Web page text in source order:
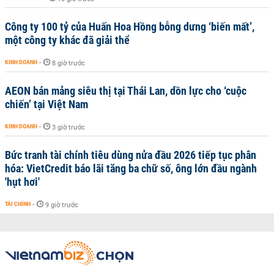
Công ty 100 tỷ của Huấn Hoa Hồng bỗng dưng ‘biến mất’,
một công ty khác đã giải thể
KINH DOANH - 8 giờ trước
AEON bán mảng siêu thị tại Thái Lan, dồn lực cho ‘cuộc
chiến’ tại Việt Nam
KINH DOANH - 3 giờ trước
Bức tranh tài chính tiêu dùng nửa đầu 2026 tiếp tục phân
hóa: VietCredit báo lãi tăng ba chữ số, ông lớn đầu ngành
'hụt hơi'
TÀI CHÍNH - 9 giờ trước